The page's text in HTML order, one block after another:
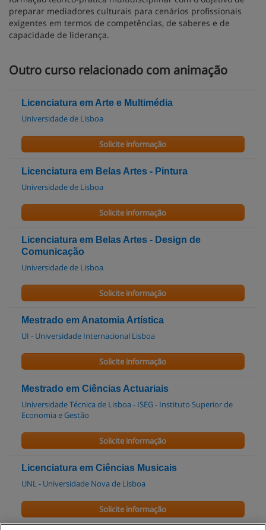
preparar mediadores culturais para cenários profissionais
exigentes em termos de competências, de saberes e de
capacidade de liderança.
Outro curso relacionado com animação
Licenciatura em Arte e Multimédia
Universidade de Lisboa
Solicite informação
Licenciatura em Belas Artes - Pintura
Universidade de Lisboa
Solicite informação
Licenciatura em Belas Artes - Design de
Comunicação
Universidade de Lisboa
Solicite informação
Mestrado em Anatomia Artística
UI - Universidade Internacional Lisboa
Solicite informação
Mestrado em Ciências Actuariais
Universidade Técnica de Lisboa - ISEG - Instituto Superior de
Economia e Gestão
Solicite informação
Licenciatura em Ciências Musicais
UNL - Universidade Nova de Lisboa
Solicite informação